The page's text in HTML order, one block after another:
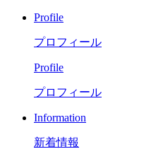
Profile
プロフィール
Profile
プロフィール
Information
新着情報